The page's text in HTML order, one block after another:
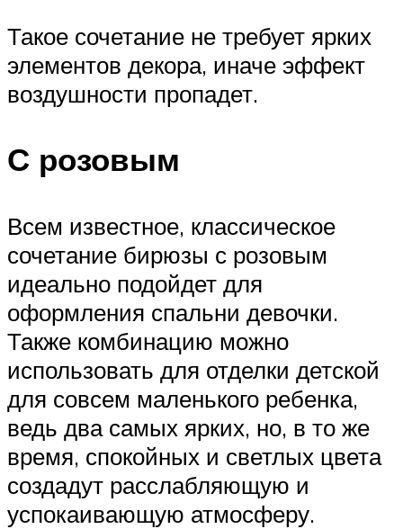
Такое сочетание не требует ярких
элементов декора, иначе эффект
воздушности пропадет.
С розовым
Всем известное, классическое
сочетание бирюзы с розовым
идеально подойдет для
оформления спальни девочки.
Также комбинацию можно
использовать для отделки детской
для совсем маленького ребенка,
ведь два самых ярких, но, в то же
время, спокойных и светлых цвета
создадут расслабляющую и
успокаивающую атмосферу.